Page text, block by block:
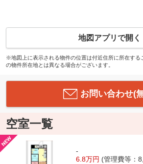
地図アプリで開く
※地図上に表示される物件の位置は付近住所に所在する
の物件所在地とは異なる場合がございます。
お問い合わせ(
空室一覧
-
6.8万円 (管理費等：